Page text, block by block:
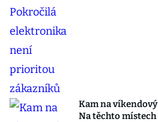
Kam na
Na těchto